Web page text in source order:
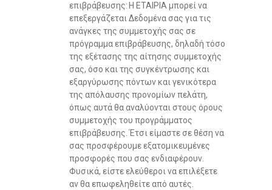
επιβράβευσης: Η ΕΤΑΙΡΙΑ μπορεί να
επεξεργάζεται Δεδομένα σας για τις
ανάγκες της συμμετοχής σας σε
πρόγραμμα επιβράβευσης, δηλαδή τόσο
της εξέτασης της αίτησης συμμετοχής
σας, όσο και της συγκέντρωσης και
εξαργύρωσης πόντων και γενικότερα
της απόλαυσης προνομίων πελάτη,
όπως αυτά θα αναλύονται στους όρους
συμμετοχής του προγράμματος
επιβράβευσης. Έτσι είμαστε σε θέση να
σας προσφέρουμε εξατομικευμένες
προσφορές που σας ενδιαφέρουν.
Φυσικά, είστε ελεύθεροι να επιλέξετε
αν θα επωφεληθείτε από αυτές.